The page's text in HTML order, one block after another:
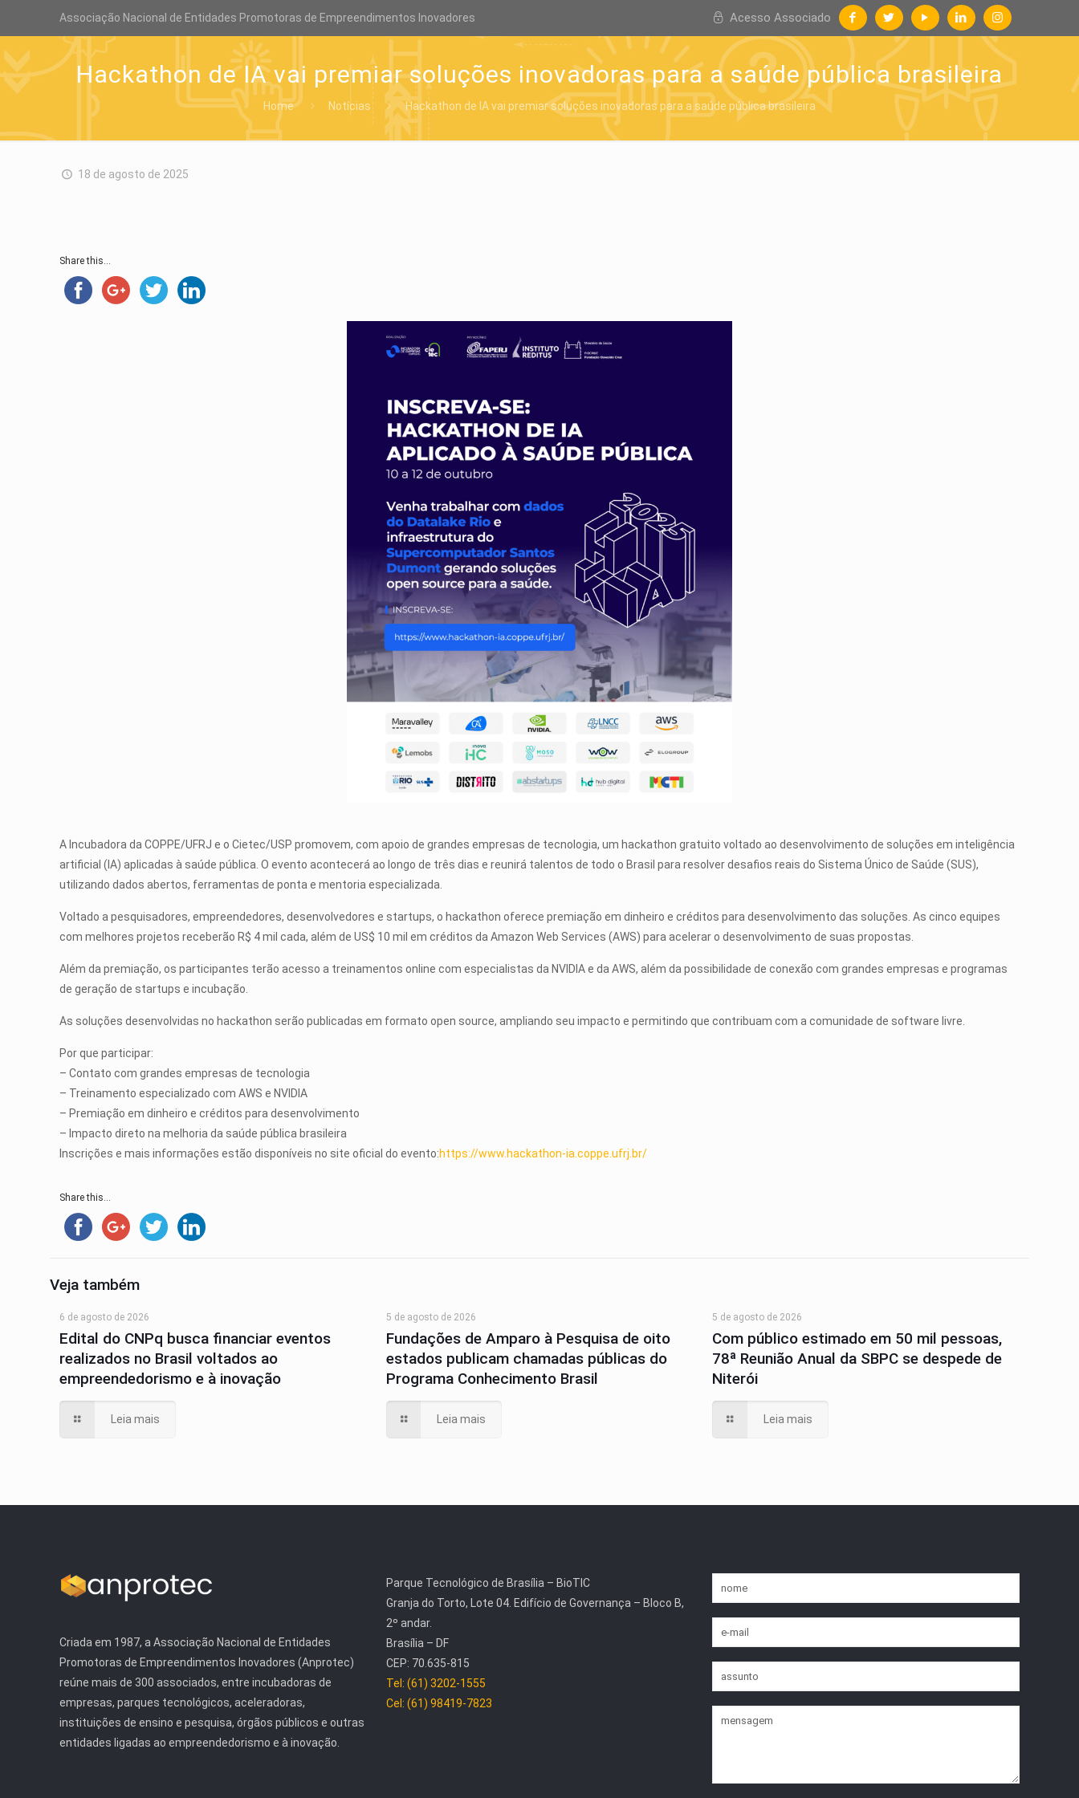
Associação Nacional de Entidades Promotoras de Empreendimentos Inovadores Acesso Associado
Hackathon de IA vai premiar soluções inovadoras para a saúde pública brasileira
Home Notícias Hackathon de IA vai premiar soluções inovadoras para a saúde pública brasileira
18 de agosto de 2025
Share this...
A Incubadora da COPPE/UFRJ e o Cietec/USP promovem, com apoio de grandes empresas de tecnologia, um hackathon gratuito voltado ao desenvolvimento de soluções em inteligência
artificial (IA) aplicadas à saúde pública. O evento acontecerá ao longo de três dias e reunirá talentos de todo o Brasil para resolver desafios reais do Sistema Único de Saúde (SUS),
utilizando dados abertos, ferramentas de ponta e mentoria especializada.
Voltado a pesquisadores, empreendedores, desenvolvedores e startups, o hackathon oferece premiação em dinheiro e créditos para desenvolvimento das soluções. As cinco equipes
com melhores projetos receberão R$ 4 mil cada, além de US$ 10 mil em créditos da Amazon Web Services (AWS) para acelerar o desenvolvimento de suas propostas.
Além da premiação, os participantes terão acesso a treinamentos online com especialistas da NVIDIA e da AWS, além da possibilidade de conexão com grandes empresas e programas
de geração de startups e incubação.
As soluções desenvolvidas no hackathon serão publicadas em formato open source, ampliando seu impacto e permitindo que contribuam com a comunidade de software livre.
Por que participar:
– Contato com grandes empresas de tecnologia
– Treinamento especializado com AWS e NVIDIA
– Premiação em dinheiro e créditos para desenvolvimento
– Impacto direto na melhoria da saúde pública brasileira
Inscrições e mais informações estão disponíveis no site oficial do evento:https://www.hackathon-ia.coppe.ufrj.br/
Share this...
Veja também
6 de agosto de 2026
Edital do CNPq busca financiar eventos
realizados no Brasil voltados ao
empreendedorismo e à inovação
Leia mais
5 de agosto de 2026
Fundações de Amparo à Pesquisa de oito
estados publicam chamadas públicas do
Programa Conhecimento Brasil
Leia mais
5 de agosto de 2026
Com público estimado em 50 mil pessoas,
78ª Reunião Anual da SBPC se despede de
Niterói
Leia mais
Criada em 1987, a Associação Nacional de Entidades
Promotoras de Empreendimentos Inovadores (Anprotec)
reúne mais de 300 associados, entre incubadoras de
empresas, parques tecnológicos, aceleradoras,
instituições de ensino e pesquisa, órgãos públicos e outras
entidades ligadas ao empreendedorismo e à inovação.
Parque Tecnológico de Brasília – BioTIC
Granja do Torto, Lote 04. Edifício de Governança – Bloco B,
2º andar.
Brasília – DF
CEP: 70.635-815
Tel: (61) 3202-1555
Cel: (61) 98419-7823